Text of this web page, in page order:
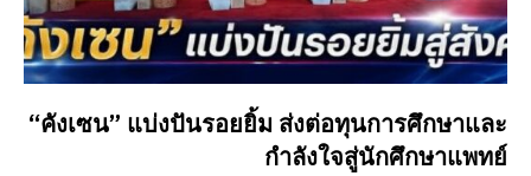
“คังเซน” แบ่งปันรอยยิ้ม ส่งต่อทุนการศึกษาและ
กำลังใจสู่นักศึกษาแพทย์